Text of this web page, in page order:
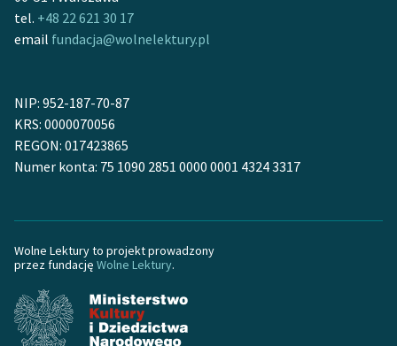
tel. +48 22 621 30 17
email fundacja@wolnelektury.pl
NIP: 952-187-70-87
KRS: 0000070056
REGON: 017423865
Numer konta: 75 1090 2851 0000 0001 4324 3317
Wolne Lektury to projekt prowadzony
przez fundację Wolne Lektury.